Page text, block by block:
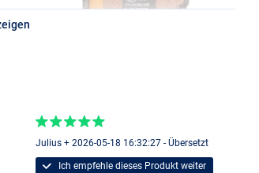
Julius + 2026-05-18 16:32:27 - Übersetzt
Ich empfehle dieses Produkt weiter